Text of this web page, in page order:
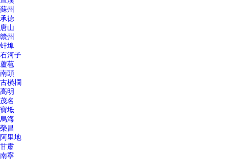
蘇州
承德
唐山
贛州
蚌埠
石河子
蘆苞
南頭
古橫欄
高明
茂名
寶坻
烏海
榮昌
阿里地
甘肅
南寧